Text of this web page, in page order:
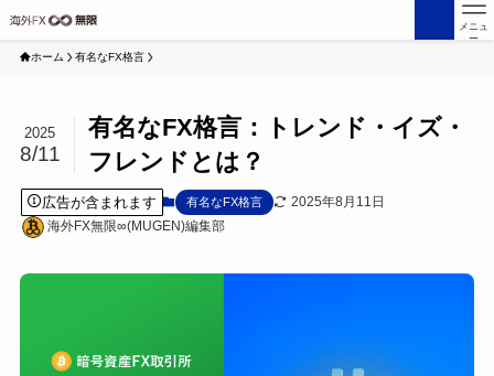
メニュ
ー
ホーム 有名なFX格言
有名なFX格言：トレンド・イズ・
フレンドとは？
2025
8/11
広告が含まれます 有名なFX格言
2025年8月11日
海外FX無限∞(MUGEN)編集部